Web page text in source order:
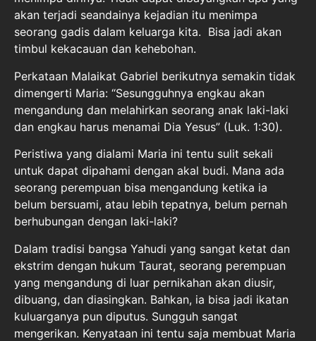
akan terjadi seandainya kejadian itu menimpa
seorang gadis dalam keluarga kita. Bisa jadi akan
timbul kekacauan dan kehebohan.
Perkataan Malaikat Gabriel berikutnya semakin tidak
dimengerti Maria: “Sesungguhnya engkau akan
mengandung dan melahirkan seorang anak laki-laki
dan engkau harus menamai Dia Yesus” (Luk. 1:30).
Peristiwa yang dialami Maria ini tentu sulit sekali
untuk dapat dipahami dengan akal budi. Mana ada
seorang perempuan bisa mengandung ketika ia
belum bersuami, atau lebih tepatnya, belum pernah
berhubungan dengan laki-laki?
Dalam tradisi bangsa Yahudi yang sangat ketat dan
ekstrim dengan hukum Taurat, seorang perempuan
yang mengandung di luar pernikahan akan diusir,
dibuang, dan diasingkan. Bahkan, ia bisa jadi ikatan
kuluarganya pun diputus. Sungguh sangat
mengerikan. Kenyataan ini tentu saja membuat Maria